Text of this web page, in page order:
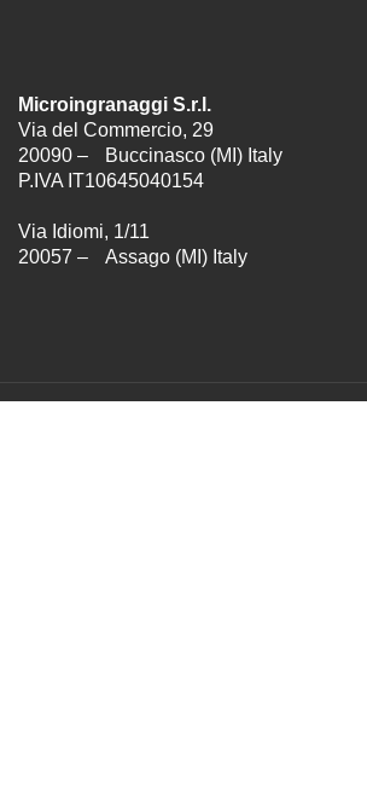
Microingranaggi S.r.l.
Via del Commercio, 29
20090 – Buccinasco (MI) Italy
P.IVA IT10645040154
Via Idiomi, 1/11
20057 – Assago (MI) Italy